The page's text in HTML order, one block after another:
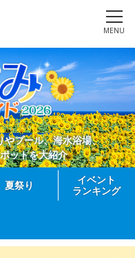
MENU
やプール、海水浴場、
ットを大紹介
夏祭り
イベント
ランキング